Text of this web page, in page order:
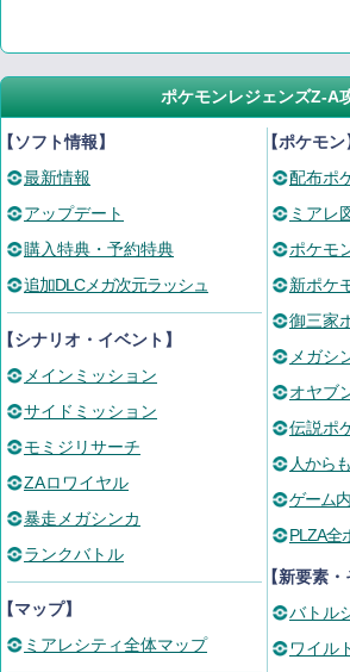
ポケモンレジェンズZ-A
ソフト情報】
最新情報
アップデート
購入特典・予約特典
追加DLCメガ次元ラッシュ
シナリオ・イベント】
メインミッション
サイドミッション
モミジリサーチ
ZAロワイヤル
暴走メガシンカ
ランクバトル
マップ】
ミアレシティ全体マップ
【ポケモン
配布ポ
ミアレ
ポケモ
新ポケ
御三家
メガシ
オヤブ
伝説ポ
人から
ゲーム
PLZA全
【新要素・
バトル
ワイル